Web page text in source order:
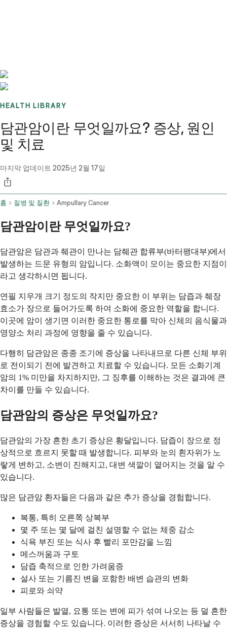
HEALTH LIBRARY
담관암이란 무엇일까요? 증상, 원인
및 치료
마지막 업데이트 2025년 2월 17일
홈 질병 및 질환 Ampullary Cancer
담관암이란 무엇일까요?
담관암은 담관과 췌관이 만나는 담췌관 합류부(바터팽대부)에서
발생하는 드문 유형의 암입니다. 소화액이 모이는 중요한 지점이
라고 생각하시면 됩니다.
연필 지우개 크기 정도의 작지만 중요한 이 부위는 담즙과 췌장
효소가 장으로 들어가도록 하여 소화에 중요한 역할을 합니다.
이곳에 암이 생기면 이러한 중요한 통로를 막아 신체의 음식물과
영양소 처리 과정에 영향을 줄 수 있습니다.
다행히 담관암은 종종 조기에 증상을 나타내므로 다른 신체 부위
로 전이되기 전에 발견하고 치료할 수 있습니다. 모든 소화기계
암의 1% 미만을 차지하지만, 그 징후를 이해하는 것은 결과에 큰
차이를 만들 수 있습니다.
담관암의 증상은 무엇일까요?
담관암의 가장 흔한 초기 증상은 황달입니다. 담즙이 장으로 정
상적으로 흐르지 못할 때 발생합니다. 피부와 눈의 흰자위가 노
랗게 변하고, 소변이 진해지고, 대변 색깔이 옅어지는 것을 알 수
있습니다.
많은 담관암 환자들은 다음과 같은 추가 증상을 경험합니다.
복통, 특히 오른쪽 상복부
몇 주 또는 몇 달에 걸친 설명할 수 없는 체중 감소
식욕 부진 또는 식사 후 빨리 포만감을 느낌
메스꺼움과 구토
담즙 축적으로 인한 가려움증
설사 또는 기름진 변을 포함한 배변 습관의 변화
피로와 쇠약
일부 사람들은 발열, 요통 또는 변에 피가 섞여 나오는 등 덜 흔한
증상을 경험할 수도 있습니다. 이러한 증상은 서서히 나타날 수